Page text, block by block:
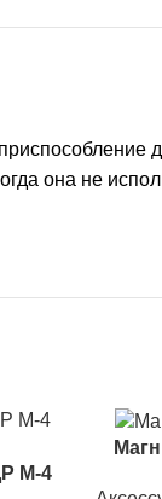
она не
М-4